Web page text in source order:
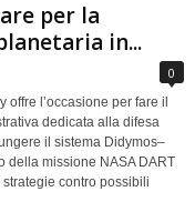
per la
in...
0
offre l’occasione per fare il
dedicata alla difesa
il sistema Didymos–
della missione NASA DART
contro possibili